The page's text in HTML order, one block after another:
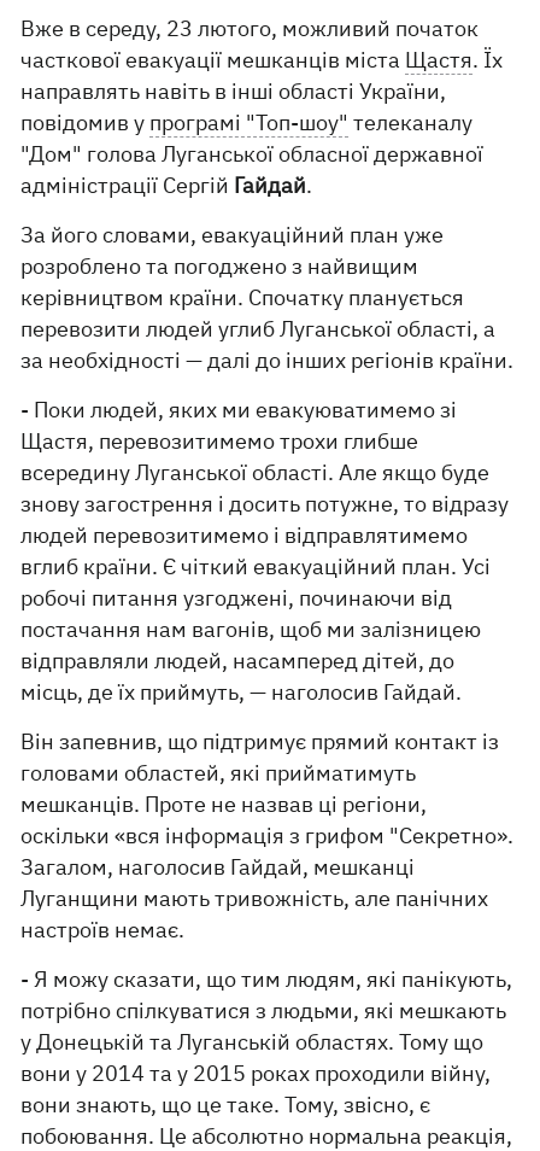
Вже в середу, 23 лютого, можливий початок
часткової евакуації мешканців міста Щастя. Їх
направлять навіть в інші області України,
повідомив у програмі "Топ-шоу" телеканалу
"Дом" голова Луганської обласної державної
адміністрації Сергій Гайдай.
За його словами, евакуаційний план уже
розроблено та погоджено з найвищим
керівництвом країни. Спочатку планується
перевозити людей углиб Луганської області, а
за необхідності — далі до інших регіонів країни.
- Поки людей, яких ми евакуюватимемо зі
Щастя, перевозитимемо трохи глибше
всередину Луганської області. Але якщо буде
знову загострення і досить потужне, то відразу
людей перевозитимемо і відправлятимемо
вглиб країни. Є чіткий евакуаційний план. Усі
робочі питання узгоджені, починаючи від
постачання нам вагонів, щоб ми залізницею
відправляли людей, насамперед дітей, до
місць, де їх приймуть, — наголосив Гайдай.
Він запевнив, що підтримує прямий контакт із
головами областей, які прийматимуть
мешканців. Проте не назвав ці регіони,
оскільки «вся інформація з грифом "Секретно».
Загалом, наголосив Гайдай, мешканці
Луганщини мають тривожність, але панічних
настроїв немає.
- Я можу сказати, що тим людям, які панікують,
потрібно спілкуватися з людьми, які мешкають
у Донецькій та Луганській областях. Тому що
вони у 2014 та у 2015 роках проходили війну,
вони знають, що це таке. Тому, звісно, є
побоювання. Це абсолютно нормальна реакція,